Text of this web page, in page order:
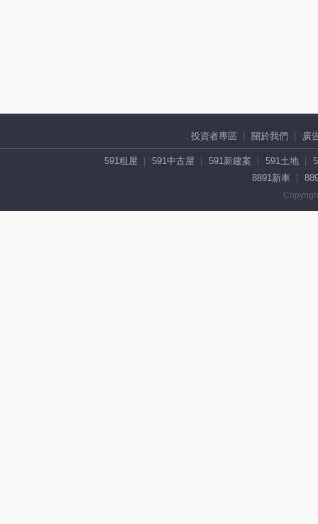
投資者專區 關於我們 廣
591租屋 591中古屋 591新建案 591土地
8891新車